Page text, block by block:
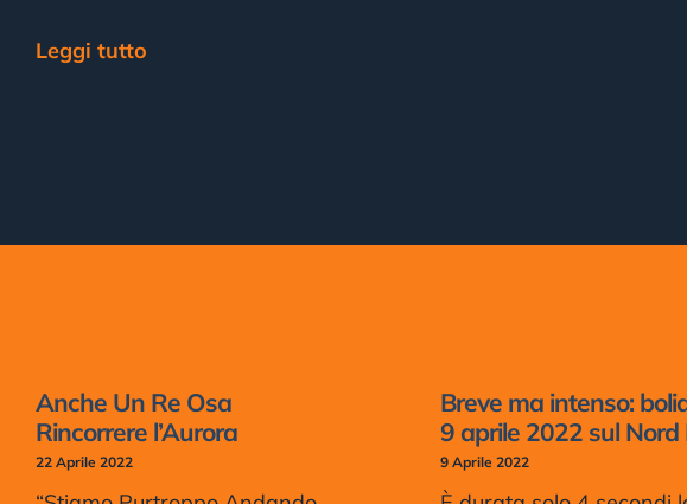
Leggi tutto
Anche Un Re Osa
Rincorrere l’Aurora
22 Aprile 2022
Breve ma intenso:
9 aprile 2022 sul Nord
9 Aprile 2022